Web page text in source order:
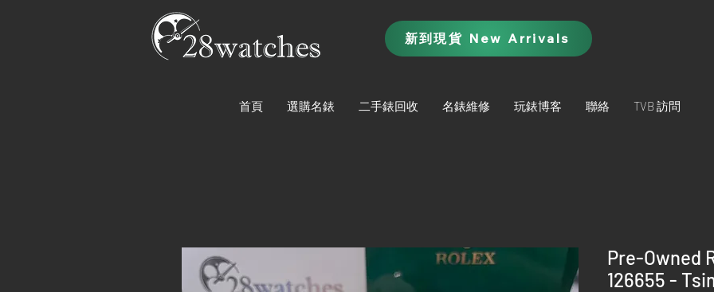
新到現貨 New Arrivals
首頁 選購名錶 二手錶回收 名錶維修 玩錶博客 聯絡 TVB 訪問
Pre-Owned
126655 -